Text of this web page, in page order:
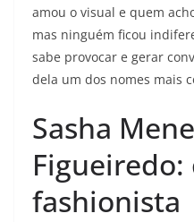
amou o visual e quem
mas ninguém ficou
sabe provocar e gerar
dela um dos nomes mais
Sasha
Figueiredo:
fashionista